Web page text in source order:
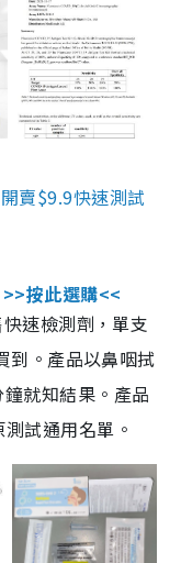
賣$9.9快速測試
>>按此選購<<
速檢測劑，單支
到。產品以鼻咽拭
就知結果。產品
試通用名單。